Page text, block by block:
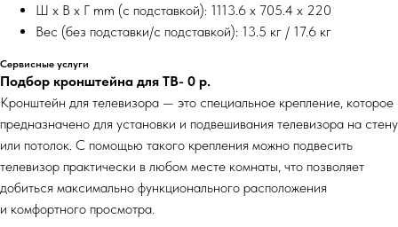
Ш x В x Г mm (с подставкой): 1113.6 x 705.4 x 220
Вес (без подставки/с подставкой): 13.5 кг / 17.6 кг
Сервисные услуги
Подбор кронштейна для ТВ- 0 р.
Кронштейн для телевизора — это специальное крепление, которое
предназначено для установки и подвешивания телевизора на стену
или потолок. С помощью такого крепления можно подвесить
телевизор практически в любом месте комнаты, что позволяет
добиться максимально функционального расположения
и комфортного просмотра.